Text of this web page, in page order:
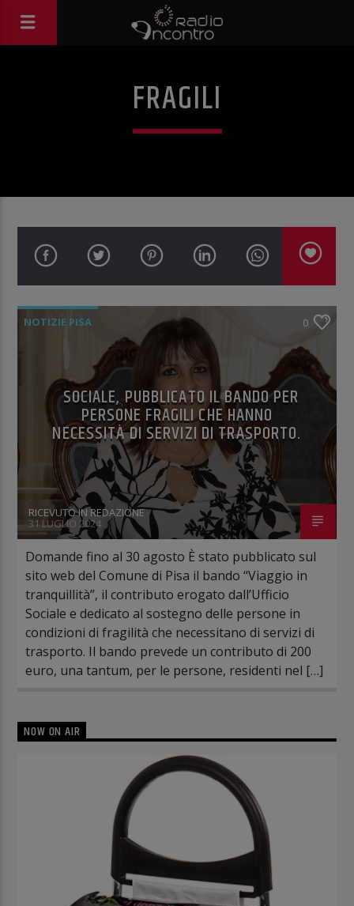
FRAGILI
NOTIZIE PISA 0
SOCIALE, PUBBLICATO IL BANDO PER
PERSONE FRAGILI CHE HANNO
NECESSITÀ DI SERVIZI DI TRASPORTO.
RICEVUTO IN REDAZIONE
31 LUGLIO 2024
Domande fino al 30 agosto È stato pubblicato sul
sito web del Comune di Pisa il bando “Viaggio in
tranquillità”, il contributo erogato dall’Ufficio
Sociale e dedicato al sostegno delle persone in
condizioni di fragilità che necessitano di servizi di
trasporto. Il bando prevede un contributo di 200
euro, una tantum, per le persone, residenti nel […]
NOW ON AIR